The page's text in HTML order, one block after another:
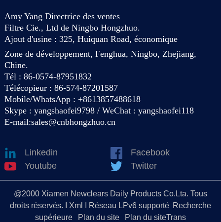
Amy Yang Directrice des ventes
Filtre Cie., Ltd de Ningbo Hongzhuo.
Ajout d'usine : 325, Huiquan Road, économique
Zone de développement, Fenghua, Ningbo, Zhejiang,
Chine.
Tél : 86-0574-87951832
Télécopieur : 86-574-87201587
Mobile/WhatsApp : +8613857488618
Skype : yangshaofei9798 / WeChat : yangshaofei118
E-mail:sales@cnbhongzhuo.cn
Linkedin
Facebook
Youtube
Twitter
@2000 Xiamen Newclears Daily Products Co.Lta. Tous
droits réservés. I Xml I Réseau LPv6 supporté Recherche
supérieure
Plan du site Plan du siteTrans